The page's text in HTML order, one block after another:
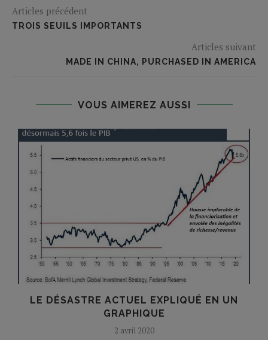
Articles précédent
TROIS SEUILS IMPORTANTS
Articles suivant
MADE IN CHINA, PURCHASED IN AMERICA
VOUS AIMEREZ AUSSI
LE DÉSASTRE ACTUEL EXPLIQUÉ EN UN
GRAPHIQUE
2 avril 2020